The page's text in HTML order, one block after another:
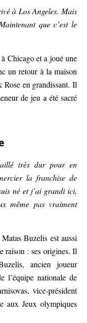
à Los Angeles. Mais
que c’est le
Chicago et a joué une
un retour à la maison
en grandissant. Il
de jeu a été sacré
très dur pour en
la franchise de
né et j’ai grandi ici,
même pas vraiment
Buzelis est aussi
raison : ses origines. Il
ancien joueur
l’équipe nationale de
vice-président
aux Jeux olympiques